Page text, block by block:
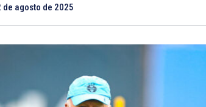
de agosto de 2025